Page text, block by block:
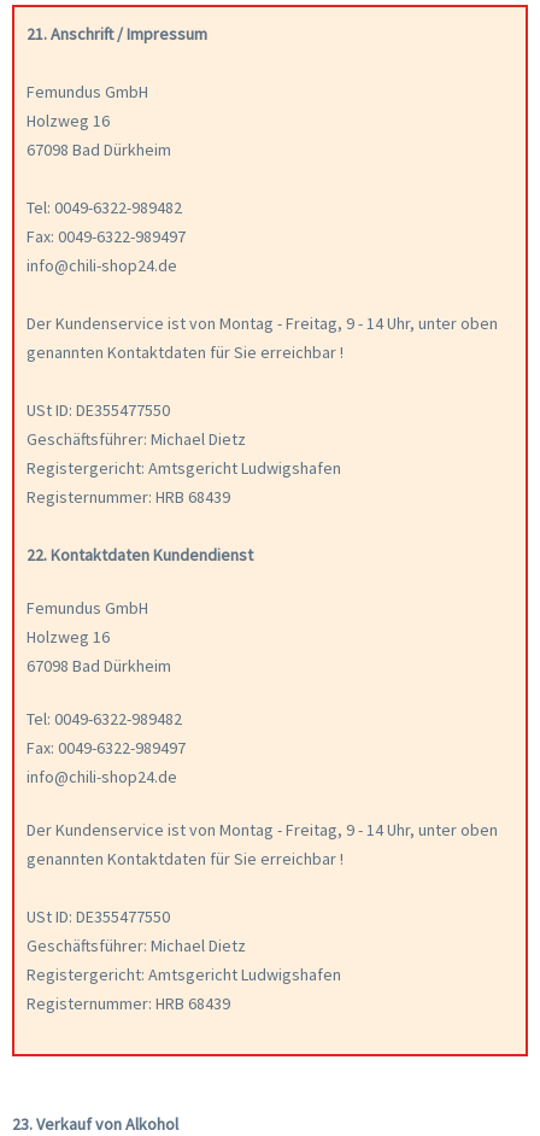
21. Anschrift / Impressum
Femundus GmbH
Holzweg 16
67098 Bad Dürkheim
Tel: 0049-6322-989482
Fax: 0049-6322-989497
info@chili-shop24.de
Der Kundenservice ist von Montag - Freitag, 9 - 14 Uhr, unter oben
genannten Kontaktdaten für Sie erreichbar !
USt ID: DE355477550
Geschäftsführer: Michael Dietz
Registergericht: Amtsgericht Ludwigshafen
Registernummer: HRB 68439
22. Kontaktdaten Kundendienst
Femundus GmbH
Holzweg 16
67098 Bad Dürkheim
Tel: 0049-6322-989482
Fax: 0049-6322-989497
info@chili-shop24.de
Der Kundenservice ist von Montag - Freitag, 9 - 14 Uhr, unter oben
genannten Kontaktdaten für Sie erreichbar !
USt ID: DE355477550
Geschäftsführer: Michael Dietz
Registergericht: Amtsgericht Ludwigshafen
Registernummer: HRB 68439
23. Verkauf von Alkohol